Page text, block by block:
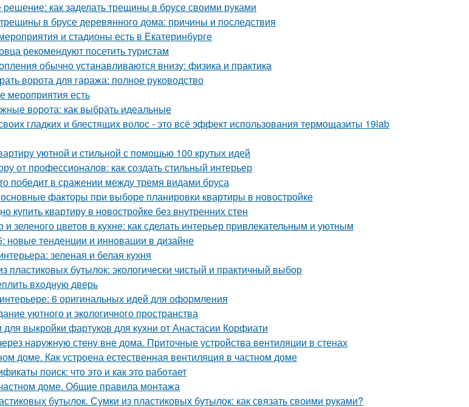
как заделать трещины в брусе своими руками
в брусе деревянного дома: причины и последствия
и стадионы есть в Екатеринбурге
рекомендуют посетить туристам
обычно устанавливаются внизу: физика и практика
ворота для гаража: полное руководство
мероприятия есть
ворота: как выбрать идеальные
гладких и блестящих волос - это всё эффект использования термощазиты 19lab
уютной и стильной с помощью 100 крутых идей
от профессионалов: как создать стильный интерьер
победит в сражении между тремя видами бруса
факторы при выборе планировки квартиры в новостройке
купить квартиру в новостройке без внутренних стен
и зеленого цветов в кухне: как сделать интерьер привлекательным и уютным
новые тенденции и инновации в дизайне
зеленая и белая кухня
пластиковых бутылок: экологически чистый и практичный выбор
входную дверь
6 оригинальных идей для оформления
уютного и экологичного пространства
выкройки фартуков для кухни от Анастасии Корфиати
наружную стену вне дома. Приточные устройства вентиляции в стенах
доме. Как устроена естественная вентиляция в частном доме
поиск: что это и как это работает
доме. Общие правила монтажа
бутылок. Сумки из пластиковых бутылок: как связать своими руками?